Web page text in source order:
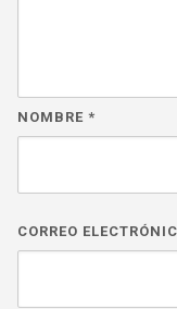
NOMBRE *
CORREO